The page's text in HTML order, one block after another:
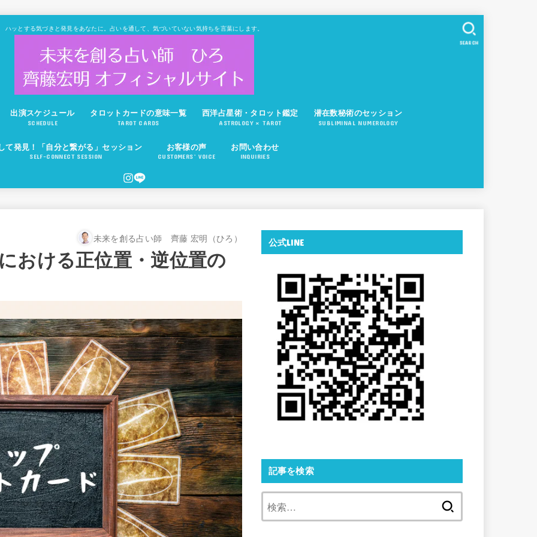
ハッとする気づきと発見をあなたに。占いを通して、気づいていない気持ちを言葉にします。
出演スケジュール
SCHEDULE
タロットカードの意味一覧
TAROT CARDS
西洋占星術・タロット鑑定
ASTROLOGY × TAROT
潜在数秘術のセッション
SUBLIMINAL NUMEROLOGY
て発見！「自分と繋がる」セッション
SELF-CONNECT SESSION
お客様の声
CUSTOMERS’ VOICE
お問い合わせ
INQUIRIES
SEARCH
未来を創る占い師 齊藤 宏明（ひろ）
おける正位置・逆位置の
公式LINE
記事を検索